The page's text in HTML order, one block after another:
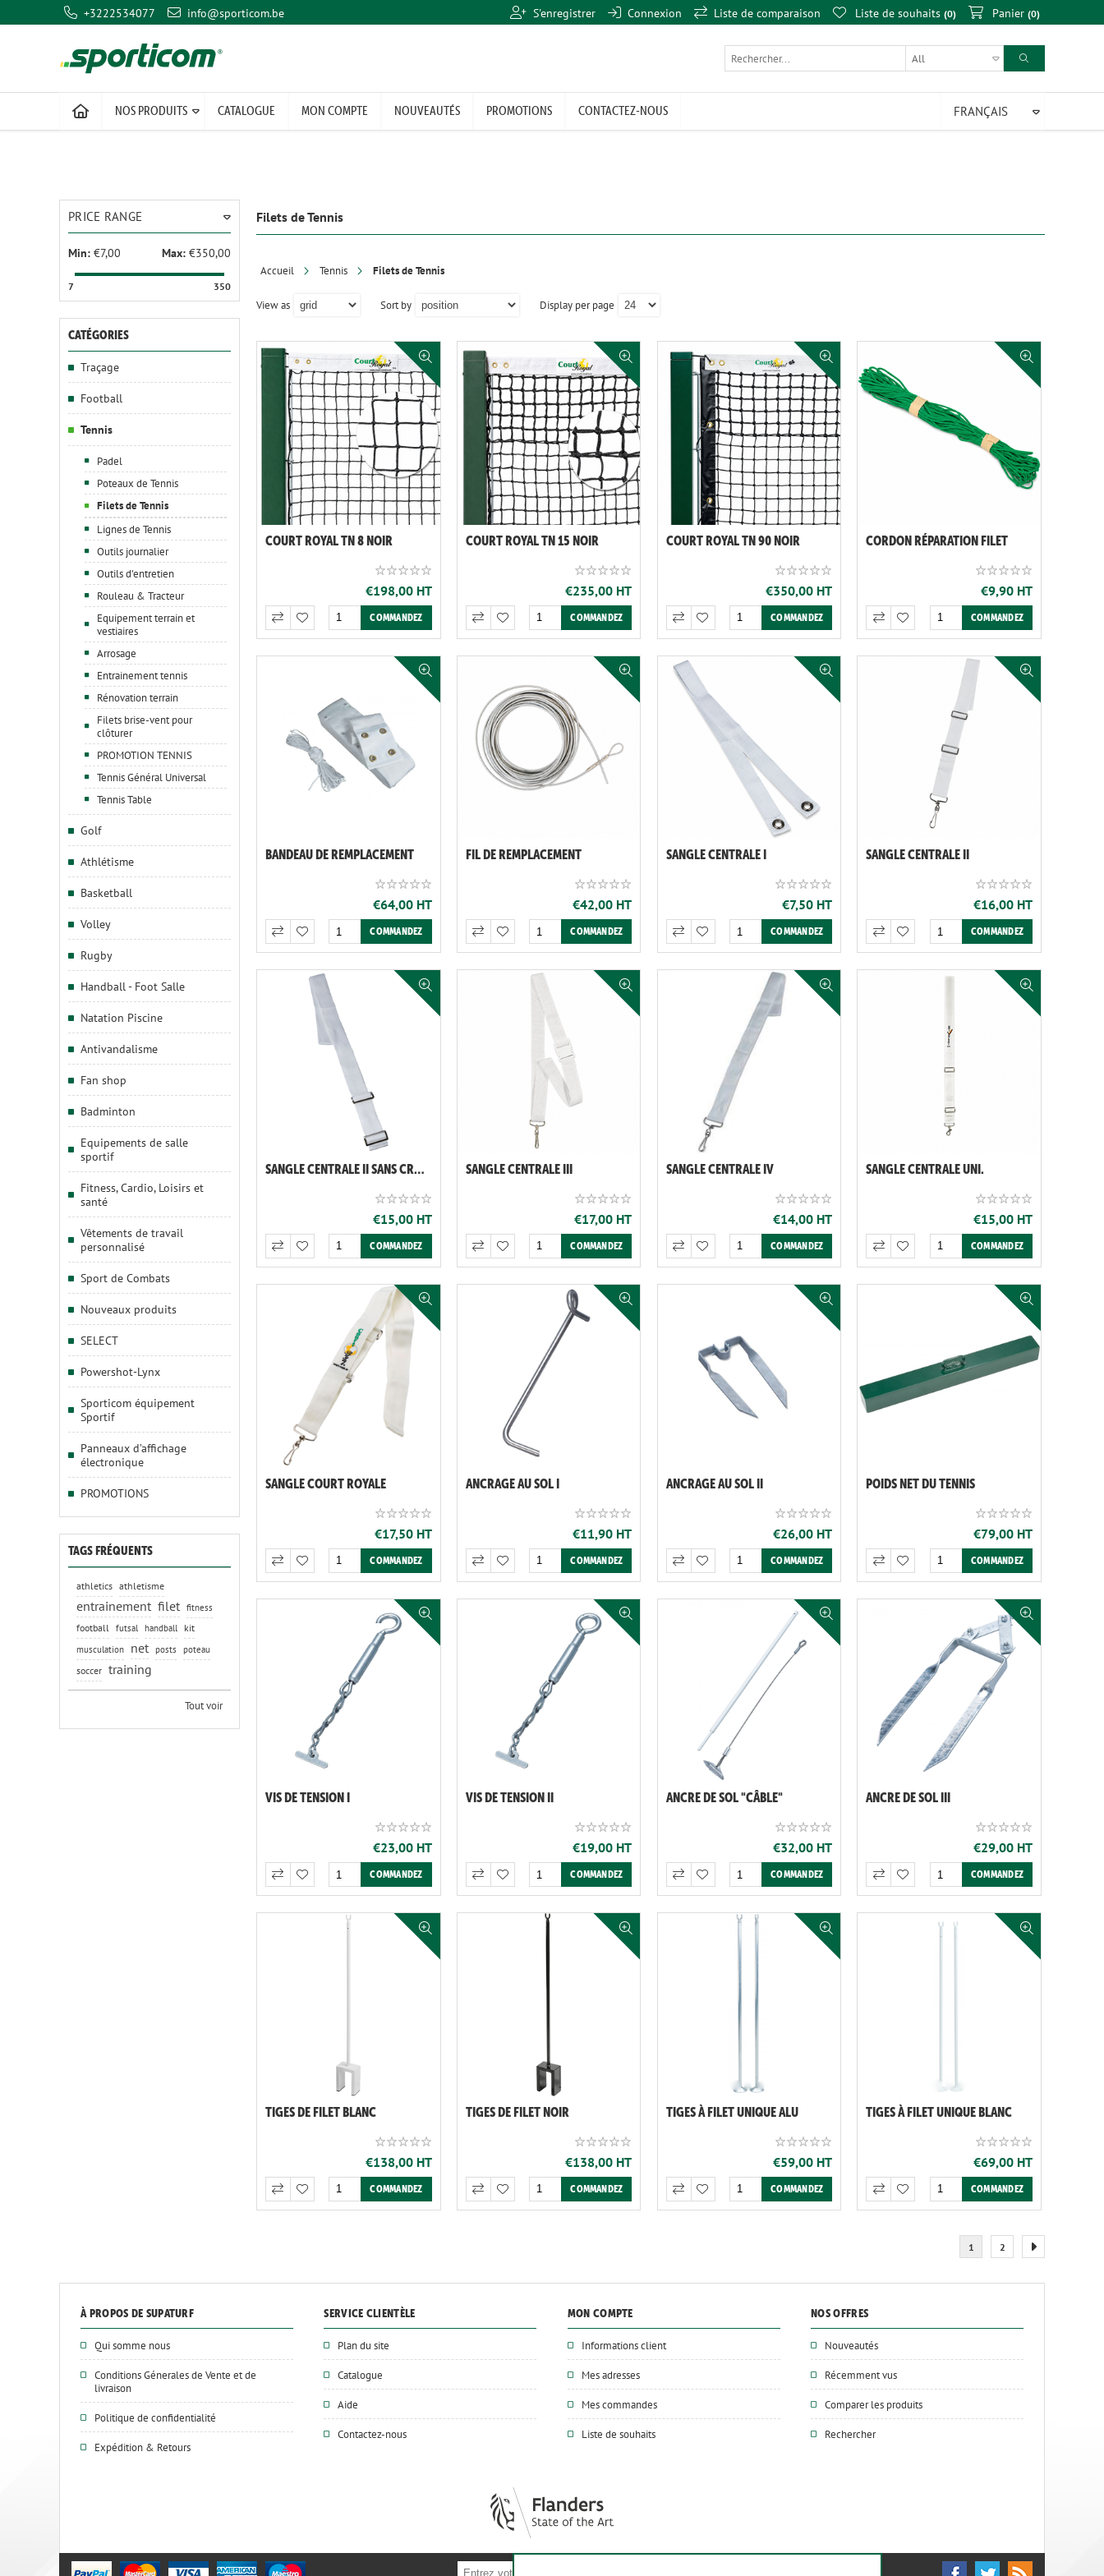
+3222534077 info@sporticom.be S'enregistrer Connexion Liste de comparaison Liste de souhaits 0 Panier 0
NOS PRODUITS CATALOGUE MON COMPTE NOUVEAUTÉS PROMOTIONS CONTACTEZ-NOUS
Filets de Tennis
Accueil Tennis Filets de Tennis
View as Sort by Display per page
COURT ROYAL TN 8 NOIR
€198,00 HT
COURT ROYAL TN 15 NOIR
€235,00 HT
COURT ROYAL TN 90 NOIR
€350,00 HT
CORDON RÉPARATION FILET
€9,90 HT
BANDEAU DE REMPLACEMENT
€64,00 HT
FIL DE REMPLACEMENT
€42,00 HT
SANGLE CENTRALE I
€7,50 HT
SANGLE CENTRALE II
€16,00 HT
SANGLE CENTRALE II SANS CROCHET À RESSORT
€15,00 HT
SANGLE CENTRALE III
€17,00 HT
SANGLE CENTRALE IV
€14,00 HT
SANGLE CENTRALE UNI.
€15,00 HT
SANGLE COURT ROYALE
€17,50 HT
ANCRAGE AU SOL I
€11,90 HT
ANCRAGE AU SOL II
€26,00 HT
POIDS NET DU TENNIS
€79,00 HT
VIS DE TENSION I
€23,00 HT
VIS DE TENSION II
€19,00 HT
ANCRE DE SOL "CÂBLE"
€32,00 HT
ANCRE DE SOL III
€29,00 HT
TIGES DE FILET BLANC
€138,00 HT
TIGES DE FILET NOIR
€138,00 HT
TIGES À FILET UNIQUE ALU
€59,00 HT
TIGES À FILET UNIQUE BLANC
€69,00 HT
1 2
PRICE RANGE
Min: €7,00 Max: €350,00
7 350
CATÉGORIES
Traçage
Football
Tennis
Padel
Poteaux de Tennis
Filets de Tennis
Lignes de Tennis
Outils journalier
Outils d'entretien
Rouleau & Tracteur
Equipement terrain et
vestiaires
Arrosage
Entrainement tennis
Rénovation terrain
Filets brise-vent pour
clôturer
PROMOTION TENNIS
Tennis Général Universal
Tennis Table
Golf
Athlétisme
Basketball
Volley
Rugby
Handball - Foot Salle
Natation Piscine
Antivandalisme
Fan shop
Badminton
Equipements de salle
sportif
Fitness, Cardio, Loisirs et
santé
Vêtements de travail
personnalisé
Sport de Combats
Nouveaux produits
SELECT
Powershot-Lynx
Sporticom équipement
Sportif
Panneaux d’affichage
électronique
PROMOTIONS
TAGS FRÉQUENTS
athletics athletisme
entrainement filet fitness
football futsal handball kit
musculation net posts poteau
soccer training
Tout voir
À PROPOS DE SUPATURF
Qui somme nous
Conditions Génerales de Vente et de
livraison
Politique de confidentialité
Expédition & Retours
SERVICE CLIENTÈLE
Plan du site
Catalogue
Aide
Contactez-nous
MON COMPTE
Informations client
Mes adresses
Mes commandes
Liste de souhaits
NOS OFFRES
Nouveautés
Récemment vus
Comparer les produits
Rechercher